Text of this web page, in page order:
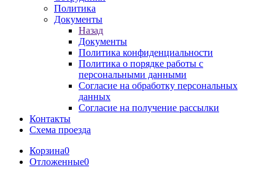
Политика
Документы
Назад
Документы
Политика конфиденциальности
Политика о порядке работы с
персональными данными
Согласие на обработку персональных
данных
Согласие на получение рассылки
Контакты
Схема проезда
Корзина0
Отложенные0